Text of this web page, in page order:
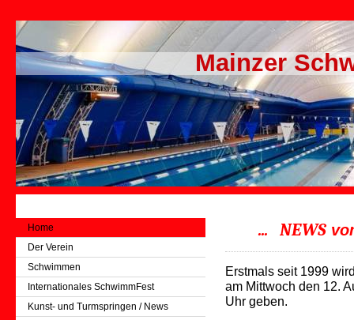
Mainzer
Home
Der Verein
Schwimmen
Internationales SchwimmFest
Kunst- und Turmspringen / News
... NEWS
Erstmals seit 1999
am Mittwoch den 12.
Uhr geben.